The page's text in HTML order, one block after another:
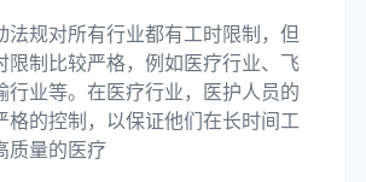
法规对所有行业都有工时限制，但
限制比较严格，例如医疗行业、飞
行业等。在医疗行业，医护人员的
格的控制，以保证他们在长时间工
质量的医疗